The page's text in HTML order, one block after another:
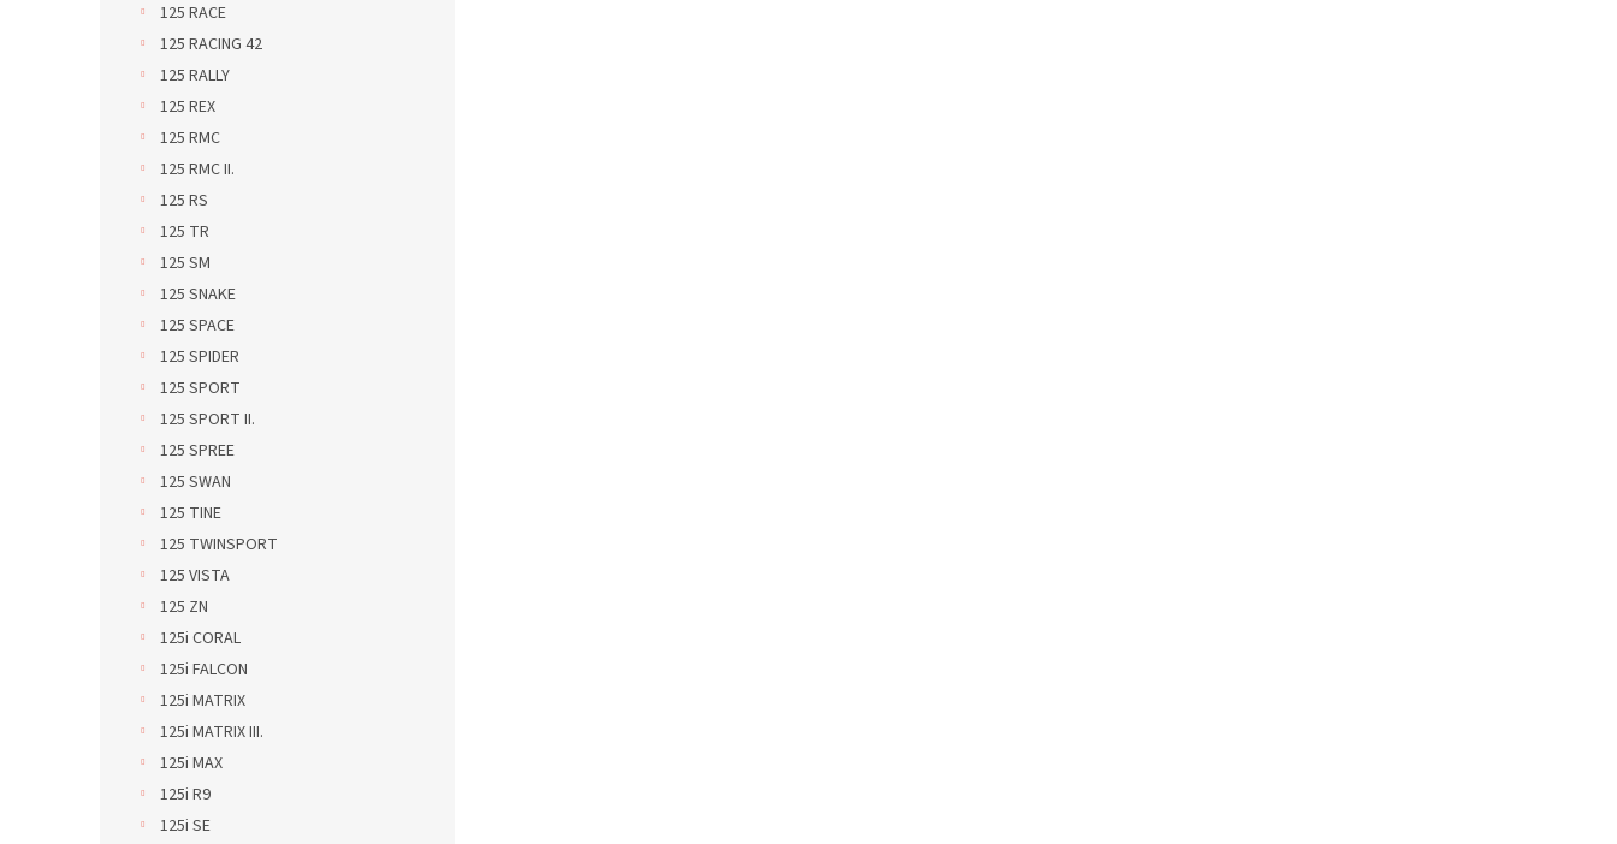
125 RACE
125 RACING 42
125 RALLY
125 REX
125 RMC
125 RMC II.
125 RS
125 TR
125 SM
125 SNAKE
125 SPACE
125 SPIDER
125 SPORT
125 SPORT II.
125 SPREE
125 SWAN
125 TINE
125 TWINSPORT
125 VISTA
125 ZN
125i CORAL
125i FALCON
125i MATRIX
125i MATRIX III.
125i MAX
125i R9
125i SE